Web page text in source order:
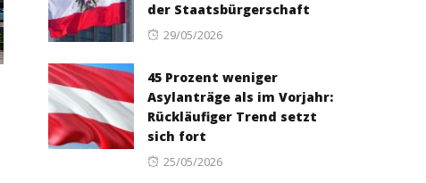
der Staatsbürgerschaft
Posted
29/05/2026
45 Prozent weniger
Asylanträge als im Vorjahr:
Rückläufiger Trend setzt
sich fort
Posted
25/05/2026